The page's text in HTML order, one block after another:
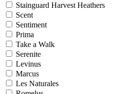
Stainguard Harvest Heathers
Scent
Sentiment
Prima
Take a Walk
Serenite
Levinus
Marcus
Les Naturales